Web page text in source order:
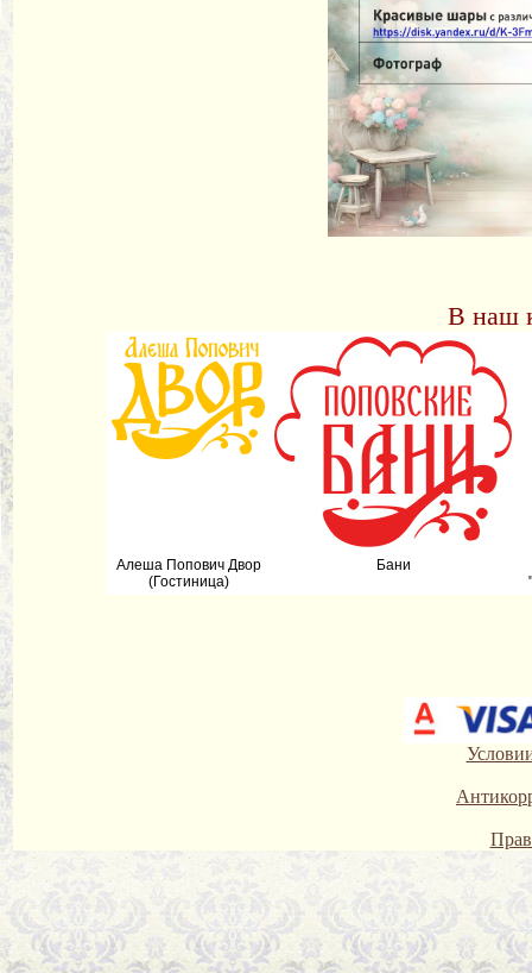
В наш
Алеша Попович Двор
(Гостиница)
Бани